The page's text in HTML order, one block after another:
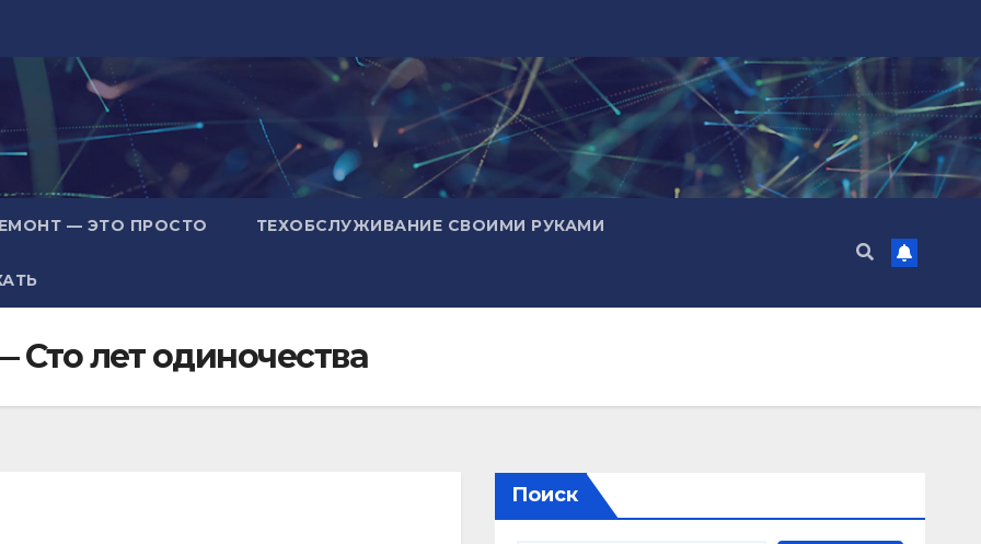
— ЭТО ПРОСТО ТЕХОБСЛУЖИВАНИЕ СВОИМИ РУКАМИ
Сто лет одиночества
Поиск